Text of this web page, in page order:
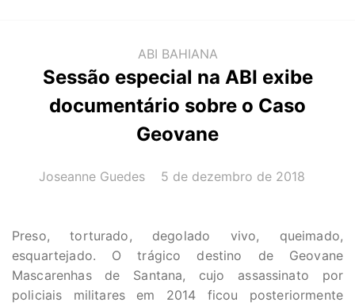
ABI BAHIANA
Sessão especial na ABI exibe
documentário sobre o Caso
Geovane
AUTOR(A):
Joseanne Guedes DATA:
5 de dezembro de 2018
Preso, torturado, degolado vivo, queimado,
esquartejado. O trágico destino de Geovane
Mascarenhas de Santana, cujo assassinato por
policiais militares em 2014 ficou posteriormente